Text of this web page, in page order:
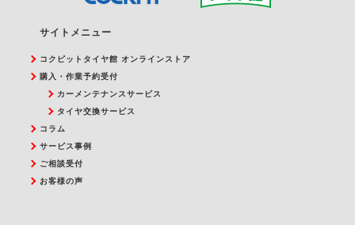
サイトメニュー
コクピットタイヤ館 オンラインストア
購入・作業予約受付
カーメンテナンスサービス
タイヤ交換サービス
コラム
サービス事例
ご相談受付
お客様の声